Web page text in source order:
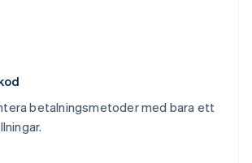
betalningsmetoder med bara ett